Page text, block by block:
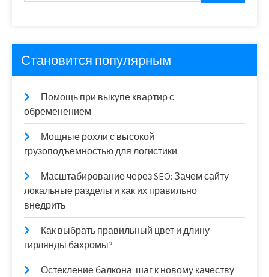
Становится популярным
Помощь при выкупе квартир с
обременением
Мощные рохли с высокой
грузоподъемностью для логистики
Масштабирование через SEO: Зачем сайту
локальные разделы и как их правильно
внедрить
Как выбрать правильный цвет и длину
гирлянды бахромы?
Остекление балкона: шаг к новому качеству